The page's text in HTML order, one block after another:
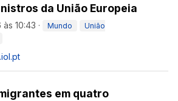
da União Europeia
10:43 · Mundo
União
em quatro